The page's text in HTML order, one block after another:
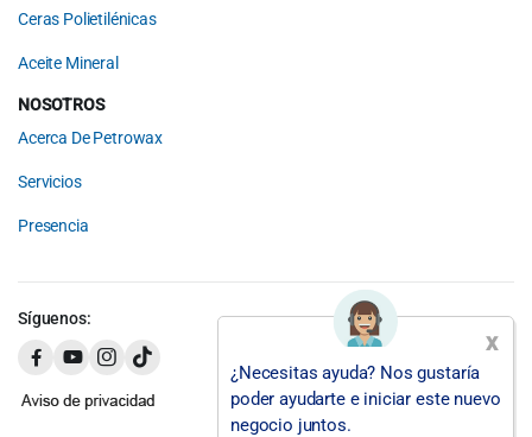
Ceras Polietilénicas
Aceite Mineral
NOSOTROS
Acerca De Petrowax
Servicios
Presencia
Síguenos:
x
¿Necesitas ayuda? Nos gustaría
poder ayudarte e iniciar este nuevo
negocio juntos.